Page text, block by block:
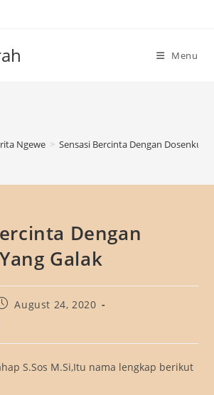
Menu
Ngewe > Sensasi Bercinta Dengan Dosenku
Dengan
Galak
August 24, 2020
S.Sos M.Si,Itu nama lengkap berikut